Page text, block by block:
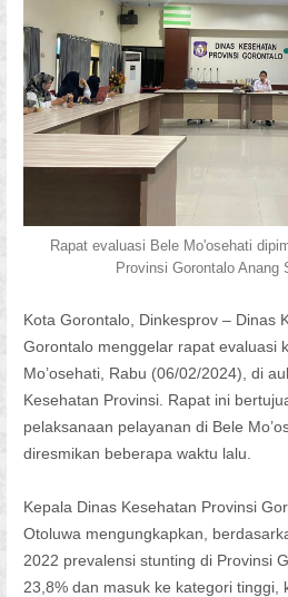
Rapat evaluasi Bele Mo'osehati
Provinsi Gorontalo Anang
Kota Gorontalo, Dinkesprov – Dinas
Gorontalo menggelar rapat evaluasi
Mo’osehati, Rabu (06/02/2024), di
Kesehatan Provinsi. Rapat ini
pelaksanaan pelayanan di Bele
diresmikan beberapa waktu lalu.
Kepala Dinas Kesehatan Provinsi
Otoluwa mengungkapkan,
2022 prevalensi stunting di Provinsi
23,8% dan masuk ke kategori tinggi,